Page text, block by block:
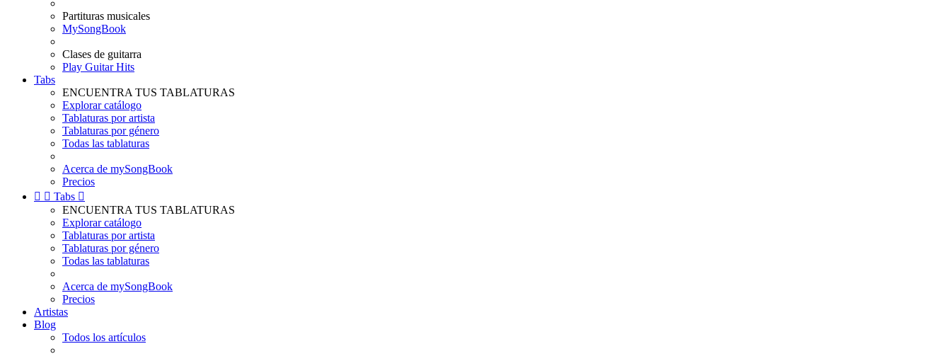
Partituras musicales
MySongBook
Clases de guitarra
Play Guitar Hits
Tabs
ENCUENTRA TUS TABLATURAS
Explorar catálogo
Tablaturas por artista
Tablaturas por género
Todas las tablaturas
Acerca de mySongBook
Precios
  Tabs 
ENCUENTRA TUS TABLATURAS
Explorar catálogo
Tablaturas por artista
Tablaturas por género
Todas las tablaturas
Acerca de mySongBook
Precios
Artistas
Blog
Todos los artículos